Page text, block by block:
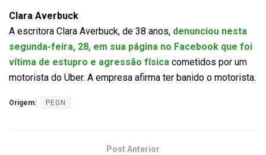
Clara Averbuck
A escritora Clara Averbuck, de 38 anos, denunciou nesta
segunda-feira, 28, em sua página no Facebook que foi
vítima de estupro e agressão física cometidos por um
motorista do Uber. A empresa afirma ter banido o motorista.
Origem: PEGN
Post Anterior